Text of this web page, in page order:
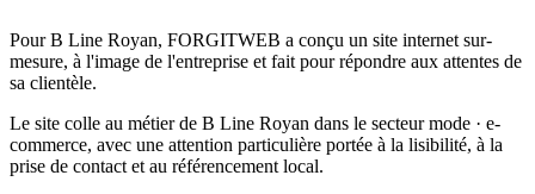
Pour B Line Royan, FORGITWEB a conçu un site internet sur-
mesure, à l'image de l'entreprise et fait pour répondre aux attentes de
sa clientèle.
Le site colle au métier de B Line Royan dans le secteur mode · e-
commerce, avec une attention particulière portée à la lisibilité, à la
prise de contact et au référencement local.